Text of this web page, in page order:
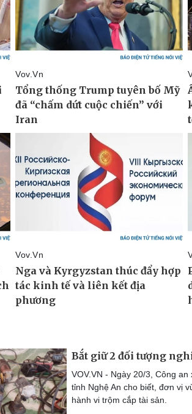
Bắt giữ 2 đối tượng
VOV.VN - Ngày 20/3, Công
tỉnh Nghệ An cho biết, đơn vị
hành vi trộm cắp tài sản.